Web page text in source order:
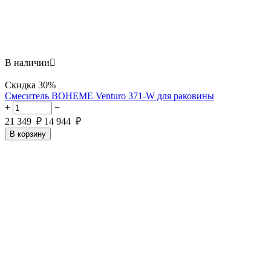
В наличии
Скидка 30%
Смеситель BOHEME Venturo 371-W для раковины
+
−
21 349 ₽ 14 944 ₽
В корзину